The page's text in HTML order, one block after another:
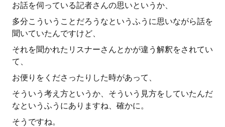
お話を伺っている記者さんの思いというか、
多分こういうことだろうなというふうに思いながら話を
聞いていたんですけど、
それを聞かれたリスナーさんとかが違う解釈をされてい
て、
お便りをくださったりした時があって、
そういう考え方というか、そういう見方をしていたんだ
なというふうにありますね、確かに。
そうですね。